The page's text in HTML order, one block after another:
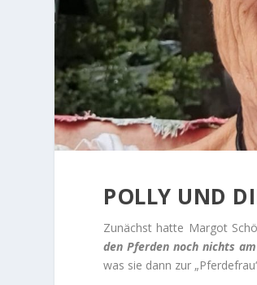
POLLY UND
Zunächst hatte Margot
den Pferden noch nichts
was sie dann zur